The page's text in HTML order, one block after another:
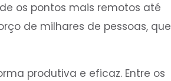
os pontos mais remotos até
de milhares de pessoas, que
produtiva e eficaz. Entre os